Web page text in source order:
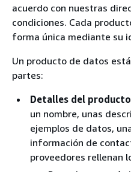
acuerdo con nuestras
condiciones. Cada
forma única mediante su
Un producto de datos
partes:
Detalles del producto
un nombre, unas
ejemplos de datos,
información de
proveedores rellenan